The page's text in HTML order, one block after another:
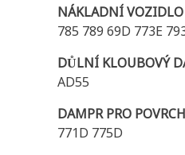
NÁKLADNÍ VOZIDLO
785 789 69D 773E
DŮLNÍ KLOUBOVÝ
AD55
DAMPR PRO
771D 775D